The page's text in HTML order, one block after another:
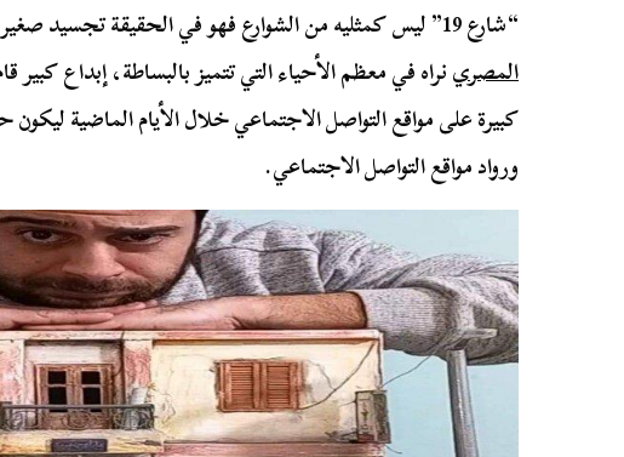
“شارع 19” ليس كمثليه من الشوارع فهو في الحقيقة تجسيد صغير لواقع ملموس في
المصرينراه في معظم الأحياء التي تتميز بالبساطة، إبداع
كبيرة على مواقع التواصل الاجتماعي خلال الأيام الماضية ليكون
ورواد مواقع التواصل الاجتماعي.